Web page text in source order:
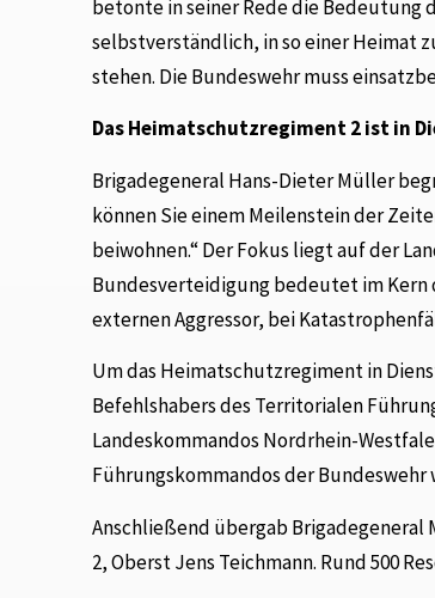
betonte in seiner Rede die Bedeutung
selbstverständlich, in so einer Heimat
stehen. Die Bundeswehr muss
Das Heimatschutzregiment 2 ist in
Brigadegeneral Hans-Dieter Müller
können Sie einem Meilenstein der
beiwohnen.“ Der Fokus liegt auf der
Bundesverteidigung bedeutet im Kern
externen Aggressor, bei
Um das Heimatschutzregiment in
Befehlshabers des Territorialen
Landeskommandos Nordrhein-
Führungskommandos der
Anschließend übergab
2, Oberst Jens Teichmann. Rund 500